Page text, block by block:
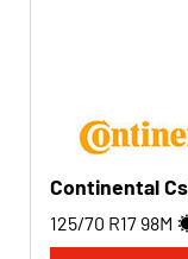
Continental
125/70 R17 98M